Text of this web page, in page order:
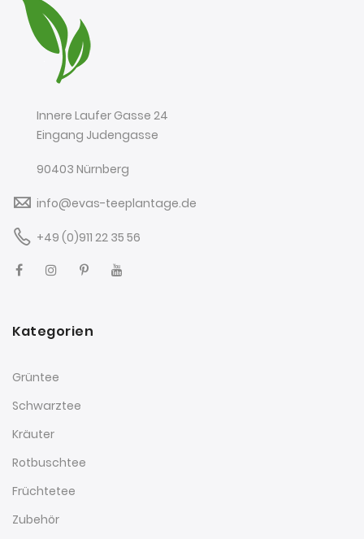
Innere Laufer Gasse 24
Eingang Judengasse
90403 Nürnberg
info@evas-teeplantage.de
+49 (0)911 22 35 56
Kategorien
Grüntee
Schwarztee
Kräuter
Rotbuschtee
Früchtetee
Zubehör